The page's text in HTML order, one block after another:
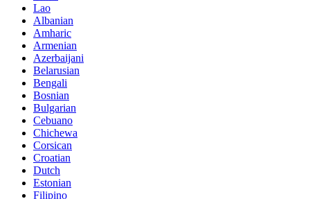
Lao
Albanian
Amharic
Armenian
Azerbaijani
Belarusian
Bengali
Bosnian
Bulgarian
Cebuano
Chichewa
Corsican
Croatian
Dutch
Estonian
Filipino